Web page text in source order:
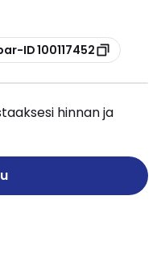
ID 100117452
hinnan ja